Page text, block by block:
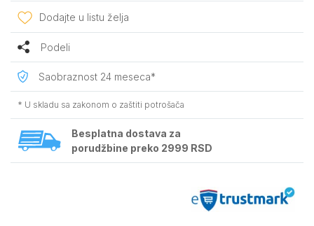
Dodajte u listu želja
Podeli
Saobraznost 24 meseca*
* U skladu sa zakonom o zaštiti potrošača
Besplatna dostava za
porudžbine preko 2999 RSD